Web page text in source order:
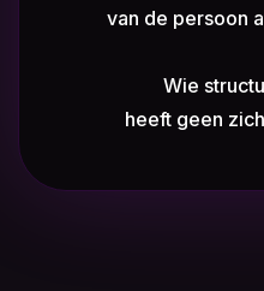
van de persoon
Wie
heeft geen